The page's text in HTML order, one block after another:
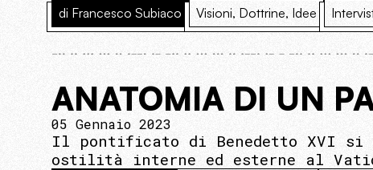
di Francesco Subiaco Visioni, Dottrine, Idee
ANATOMIA DI UN
05 Gennaio 2023
Il pontificato di Benedetto XVI si
ostilità interne ed esterne al